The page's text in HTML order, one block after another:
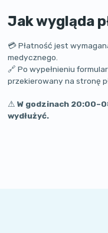
Jak wygląda
💳 Płatność jest
medycznego.
🔗 Po wypełnieniu
przekierowany na stronę
⚠W godzinach
wydłużyć.